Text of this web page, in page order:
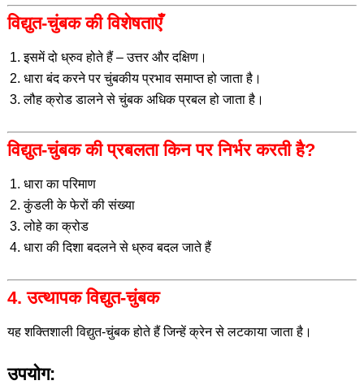
विद्युत-चुंबक की विशेषताएँ
इसमें दो ध्रुव होते हैं – उत्तर और दक्षिण।
धारा बंद करने पर चुंबकीय प्रभाव समाप्त हो जाता है।
लौह क्रोड डालने से चुंबक अधिक प्रबल हो जाता है।
विद्युत-चुंबक की प्रबलता किन पर निर्भर करती है?
धारा का परिमाण
कुंडली के फेरों की संख्या
लोहे का क्रोड
धारा की दिशा बदलने से ध्रुव बदल जाते हैं
4. उत्थापक विद्युत-चुंबक
यह शक्तिशाली विद्युत-चुंबक होते हैं जिन्हें क्रेन से लटकाया जाता है।
उपयोग: